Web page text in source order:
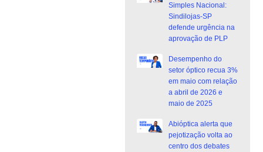
Simples Nacional:
Sindilojas-SP
defende urgência na
aprovação de PLP
Desempenho do
setor óptico recua 3%
em maio com relação
a abril de 2026 e
maio de 2025
Abióptica alerta que
pejotização volta ao
centro dos debates